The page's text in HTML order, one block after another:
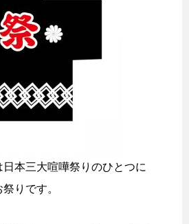
本三大喧嘩祭りのひとつに
りです。